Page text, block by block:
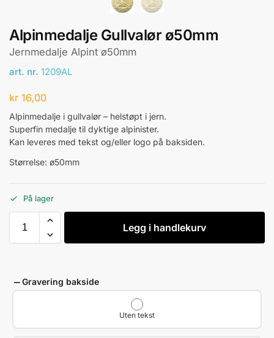
Alpinmedalje Gullvalør ø50mm
Jernmedalje Alpint ø50mm
art. nr. 1209AL
kr 16,00
Alpinmedalje i gullvalør – helstøpt i jern.
Superfin medalje til dyktige alpinister.
Kan leveres med tekst og/eller logo på baksiden.
Størrelse: ø50mm
På lager
Legg i handlekurv
Gravering bakside
Uten tekst